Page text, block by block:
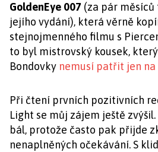
GoldenEye 007 (za pár
jejího vydání), která věrně
stejnojmenného filmu s
to byl mistrovský kousek,
Bondovky nemusí patřit jen
Při čtení prvních pozitivních
Light se můj zájem ještě
bál, protože často pak přijde
nenaplněných očekávání. S